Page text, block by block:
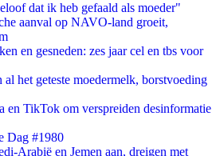
dat ik heb gefaald als moeder"
aanval op NAVO-land groeit,
en gesneden: zes jaar cel en tbs voor
het geteste moedermelk, borstvoeding
en TikTok om verspreiden desinformatie
Dag #1980
Arabië en Jemen aan, dreigen met